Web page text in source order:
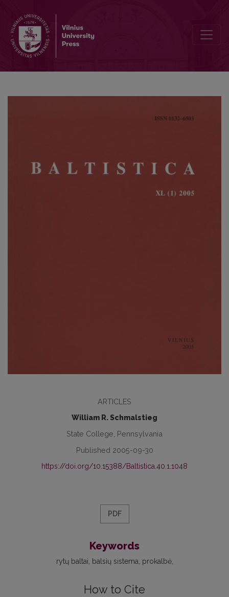
ARTICLES
William R. Schmalstieg
State College, Pennsylvania
Published 2005-09-30
https://doi.org/10.15388/Baltistica.40.1.1048
PDF
Keywords
rytų baltai balsių sistema prokalbė
How to Cite